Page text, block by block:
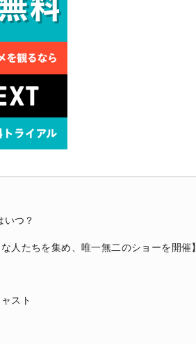
つ？
人たちを集め、唯一無二のショーを開催】
スト